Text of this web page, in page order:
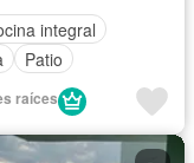
integral
Patio
raíces